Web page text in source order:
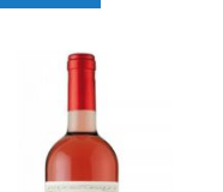
COMPARARE